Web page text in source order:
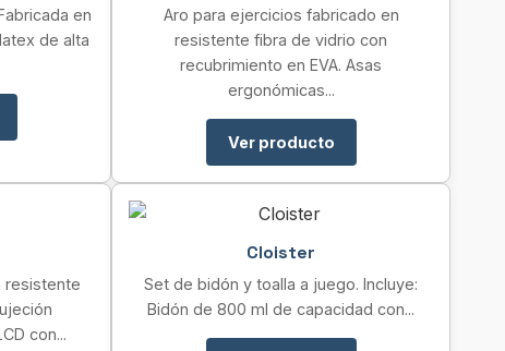
en
de alta
Aro para ejercicios fabricado en
resistente fibra de vidrio con
recubrimiento en EVA. Asas
ergonómicas...
Ver producto
resistente
con...
Cloister
Set de bidón y toalla a juego. Incluye:
Bidón de 800 ml de capacidad con...